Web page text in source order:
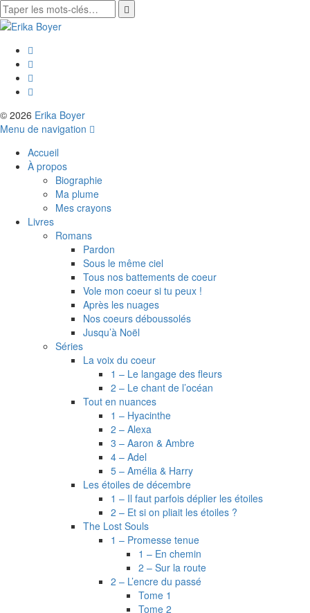
© 2026 Erika Boyer
Menu de navigation
Accueil
À propos
Biographie
Ma plume
Mes crayons
Livres
Romans
Pardon
Sous le même ciel
Tous nos battements de coeur
Vole mon coeur si tu peux !
Après les nuages
Nos coeurs déboussolés
Jusqu’à Noël
Séries
La voix du coeur
1 – Le langage des fleurs
2 – Le chant de l’océan
Tout en nuances
1 – Hyacinthe
2 – Alexa
3 – Aaron & Ambre
4 – Adel
5 – Amélia & Harry
Les étoiles de décembre
1 – Il faut parfois déplier les étoiles
2 – Et si on pliait les étoiles ?
The Lost Souls
1 – Promesse tenue
1 – En chemin
2 – Sur la route
2 – L’encre du passé
Tome 1
Tome 2